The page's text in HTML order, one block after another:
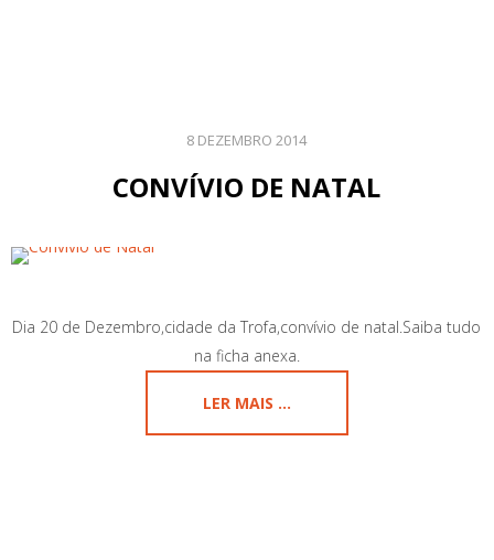
8 DEZEMBRO 2014
CONVÍVIO DE NATAL
Dia 20 de Dezembro,cidade da Trofa,convívio de natal.Saiba tudo
na ficha anexa.
LER MAIS ...